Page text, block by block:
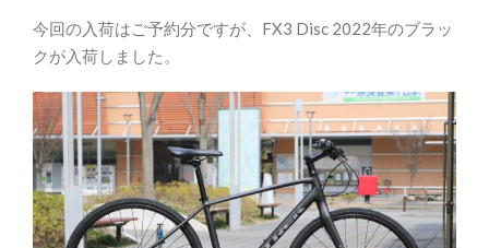
今回の入荷はご予約分ですが、FX3 Disc 2022年のブラッ
クが入荷しました。